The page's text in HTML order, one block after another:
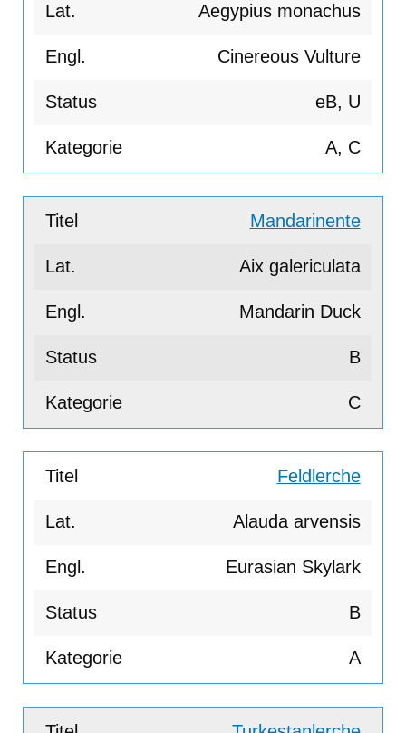
Aegypius monachus
Cinereous Vulture
eB, U
A, C
Mandarinente
Aix galericulata
Mandarin Duck
B
C
Feldlerche
Alauda arvensis
Eurasian Skylark
B
A